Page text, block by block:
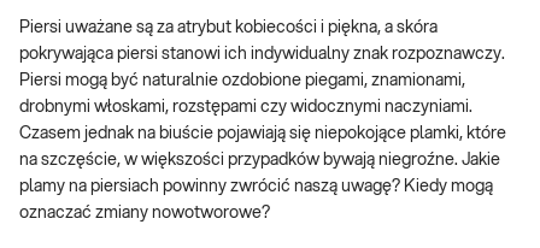
Piersi uważane są za atrybut kobiecości i piękna, a skóra
pokrywająca piersi stanowi ich indywidualny znak rozpoznawczy.
Piersi mogą być naturalnie ozdobione piegami, znamionami,
drobnymi włoskami, rozstępami czy widocznymi naczyniami.
Czasem jednak na biuście pojawiają się niepokojące plamki, które
na szczęście, w większości przypadków bywają niegroźne. Jakie
plamy na piersiach powinny zwrócić naszą uwagę? Kiedy mogą
oznaczać zmiany nowotworowe?